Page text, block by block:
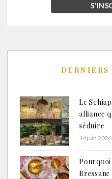
Le
alliance
séduire
14 juin 2026
Pourquoi
Bressane